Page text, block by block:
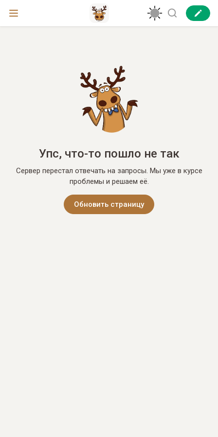
Упс, что-то пошло не так
Сервер перестал отвечать на запросы. Мы уже в курсе
проблемы и решаем её.
Обновить страницу